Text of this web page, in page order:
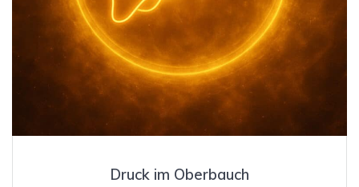
Druck im Oberbauch